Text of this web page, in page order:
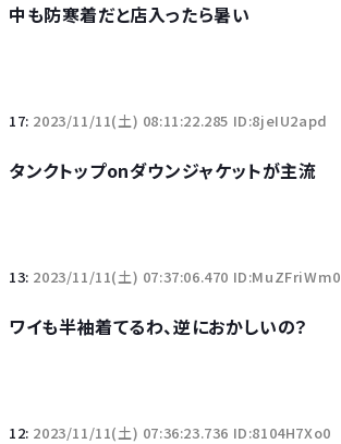
中も防寒着だと店入ったら暑い
17: 2023/11/11(土) 08:11:22.285 ID:8jeIU2apd
タンクトップonダウンジャケットが主流
13: 2023/11/11(土) 07:37:06.470 ID:MuZFriWm0
ワイも半袖着てるわ、逆におかしいの？
12: 2023/11/11(土) 07:36:23.736 ID:8104H7Xo0